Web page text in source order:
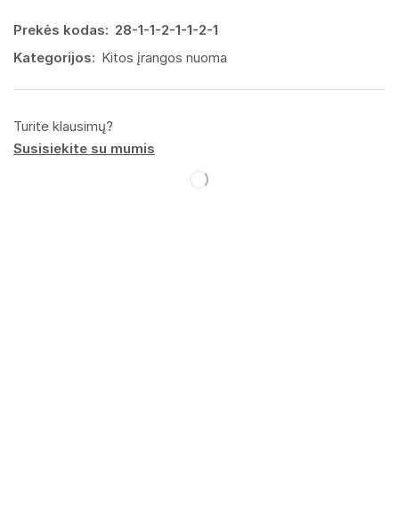
Prekės kodas: 28-1-1-2-1-1-2-1
Kategorijos: Kitos įrangos nuoma
Turite klausimų?
Susisiekite su mumis